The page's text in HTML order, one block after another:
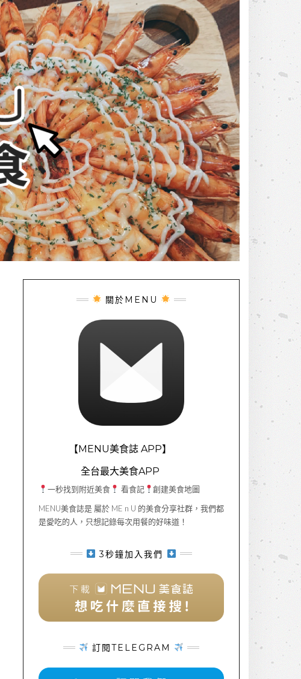
關於MENU
【MENU美食誌 APP】
全台最大美食APP
一秒找到附近美食 看食記
創建美食地圖
MENU美食誌是 屬於 ME n U 的美食分享社群，我們都
是愛吃的人，只想記錄每次用餐的好味道！
3秒鐘加入我們
訂閱TELEGRAM